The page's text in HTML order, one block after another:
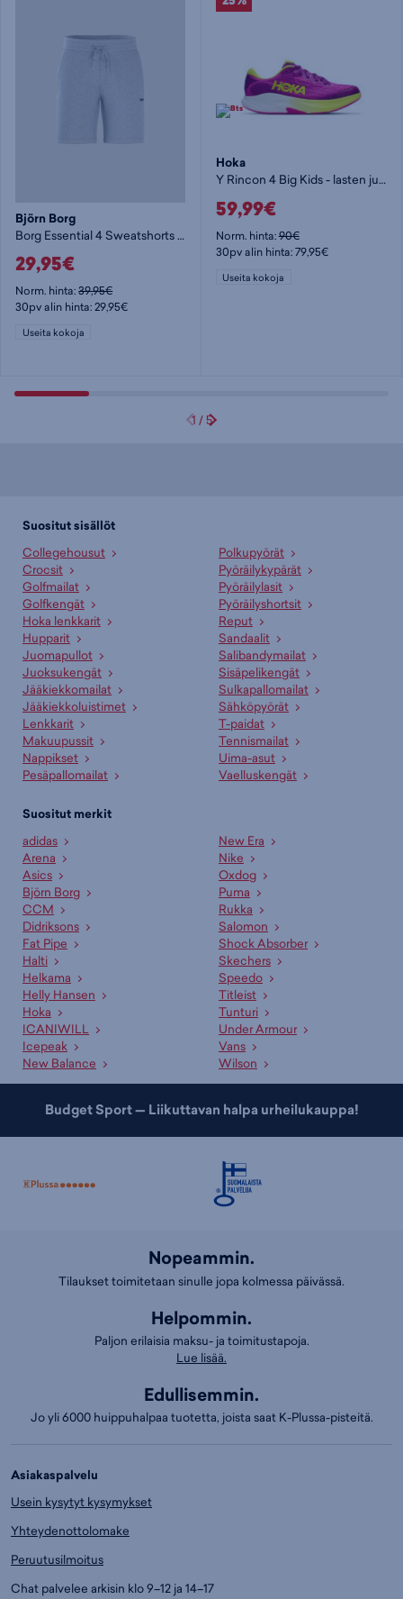
Björn Borg
Borg Essential 4 Sweatshorts - miesten shortsit
29,95€
Norm. hinta:39,95€
30pv alin hinta: 29,95€
Useita kokoja
Hoka
Y Rincon 4 Big Kids - lasten juoksukengät
59,99€
Norm. hinta:90€
30pv alin hinta: 79,95€
Useita kokoja
1 /5
Suositut sisällöt
Collegehousut
Crocsit
Golfmailat
Golfkengät
Hoka lenkkarit
Hupparit
Juomapullot
Juoksukengät
Jääkiekkomailat
Jääkiekkoluistimet
Lenkkarit
Makuupussit
Nappikset
Pesäpallomailat
Polkupyörät
Pyöräilykypärät
Pyöräilylasit
Pyöräilyshortsit
Reput
Sandaalit
Salibandymailat
Sisäpelikengät
Sulkapallomailat
Sähköpyörät
T-paidat
Tennismailat
Uima-asut
Vaelluskengät
Suositut merkit
adidas
Arena
Asics
Björn Borg
CCM
Didriksons
Fat Pipe
Halti
Helkama
Helly Hansen
Hoka
ICANIWILL
Icepeak
New Balance
New Era
Nike
Oxdog
Puma
Rukka
Salomon
Shock Absorber
Skechers
Speedo
Titleist
Tunturi
Under Armour
Vans
Wilson
Budget Sport — Liikuttavan halpa urheilukauppa!
Nopeammin.
Tilaukset toimitetaan sinulle jopa kolmessa päivässä.
Helpommin.
Paljon erilaisia maksu- ja toimitustapoja.
Lue lisää.
Edullisemmin.
Jo yli 6000 huippuhalpaa tuotetta, joista saat K-Plussa-pisteitä.
Asiakaspalvelu
Usein kysytyt kysymykset
Yhteydenottolomake
Peruutusilmoitus
Chat palvelee arkisin klo 9–12 ja 14–17